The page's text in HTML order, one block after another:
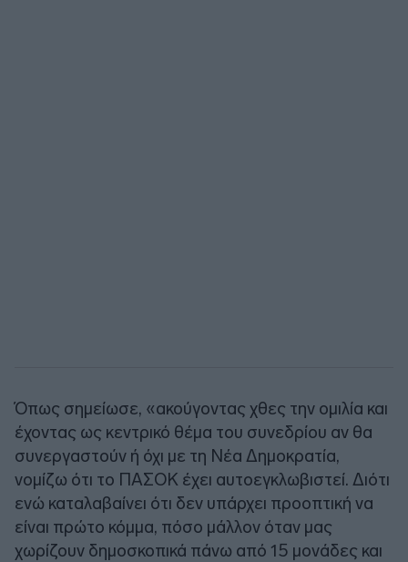
Όπως σημείωσε, «ακούγοντας χθες την ομιλία και
έχοντας ως κεντρικό θέμα του συνεδρίου αν θα
συνεργαστούν ή όχι με τη Νέα Δημοκρατία,
νομίζω ότι το ΠΑΣΟΚ έχει αυτοεγκλωβιστεί. Διότι
ενώ καταλαβαίνει ότι δεν υπάρχει προοπτική να
είναι πρώτο κόμμα, πόσο μάλλον όταν μας
χωρίζουν δημοσκοπικά πάνω από 15 μονάδες και